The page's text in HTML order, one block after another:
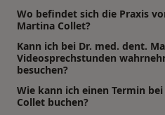
Wo befindet sich die Praxis
Martina Collet?
Kann ich bei Dr. med. dent.
Videosprechstunden
besuchen?
Wie kann ich einen Termin
Collet buchen?